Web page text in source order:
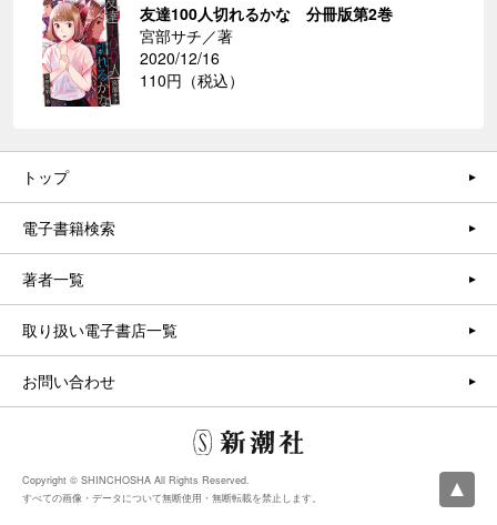
友達100人切れるかな 分冊版第2巻
宮部サチ／著
2020/12/16
110円（税込）
トップ
電子書籍検索
著者一覧
取り扱い電子書店一覧
お問い合わせ
Copyright © SHINCHOSHA All Rights Reserved.
すべての画像・データについて無断使用・無断転載を禁止します。